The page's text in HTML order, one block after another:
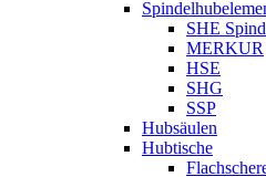
SHE
MERKUR
HSE
SHG
SSP
Hubsäulen
Hubtische